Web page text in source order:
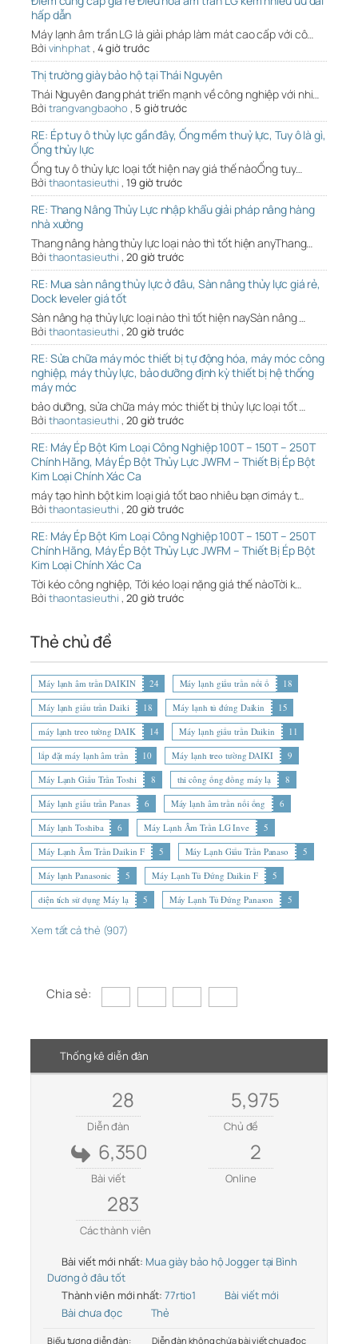
hấp dẫn
Máy lạnh âm trần LG là giải pháp làm mát cao cấp với cô…
Bởi vinhphat, 4 giờ trước
Thị trường giày bảo hộ tại Thái Nguyên
Thái Nguyên đang phát triển mạnh về công nghiệp với nhi…
Bởi trangvangbaoho , 5 giờ trước
RE: Ép tuy ô thủy lực gần đây, Ống mềm thuỷ lực, Tuy ô là gì,
Ống thủy lực
Ống tuy ô thủy lực loại tốt hiện nay giá thế nàoỐng tuy…
Bởi thaontasieuthi , 19 giờ trước
RE: Thang Nâng Thủy Lực nhập khẩu giải pháp nâng hàng
nhà xưởng
Thang nâng hàng thủy lực loại nào thì tốt hiện anyThang…
Bởi thaontasieuthi , 20 giờ trước
RE: Mua sàn nâng thủy lực ở đâu, Sàn nâng thủy lực giá rẻ,
Dock leveler giá tốt
Sàn nâng hạ thủy lực loại nào thì tốt hiện naySàn nâng …
Bởi thaontasieuthi , 20 giờ trước
RE: Sửa chữa máy móc thiết bị tự động hóa, máy móc công
nghiệp, máy thủy lực, bảo dưỡng định kỳ thiết bị hệ thống
máy móc
bảo dưỡng, sửa chữa máy móc thiết bị thủy lực loại tốt …
Bởi thaontasieuthi , 20 giờ trước
RE: Máy Ép Bột Kim Loại Công Nghiệp 100T – 150T – 250T
Chính Hãng, Máy Ép Bột Thủy Lực JWFM – Thiết Bị Ép Bột
Kim Loại Chính Xác Ca
máy tạo hình bột kim loại giá tốt bao nhiêu bạn ơimáy t…
Bởi thaontasieuthi , 20 giờ trước
RE: Máy Ép Bột Kim Loại Công Nghiệp 100T – 150T – 250T
Chính Hãng, Máy Ép Bột Thủy Lực JWFM – Thiết Bị Ép Bột
Kim Loại Chính Xác Ca
Tời kéo công nghiệp, Tới kéo loại nặng giá thế nàoTời k…
Bởi thaontasieuthi , 20 giờ trước
Thẻ chủ đề
Máy lạnh âm trần DAIKIN 24 Máy lạnh giấu trần nối ố
18
Máy lạnh giấu trần Daiki
18 Máy lạnh tủ đứng Daikin
15
máy lạnh treo tường DAIK
14 Máy lạnh giấu trần Daikin
11
lắp đặt máy lạnh âm trần
10 Máy lạnh treo tường DAIKI
9
Máy Lạnh Giấu Trần Toshi
8 thi công ống đồng máy lạ
8
Máy lạnh giấu trần Panas
6 Máy lạnh âm trần nối ống
6
Máy lạnh Toshiba
6 Máy Lạnh Âm Trần LG Inve
5
Máy Lạnh Âm Trần Daikin F
5 Máy Lạnh Giấu Trần Panaso
5
Máy lạnh Panasonic
5 Máy Lạnh Tủ Đứng Daikin F
5
diện tích sử dụng Máy lạ
5 Máy Lạnh Tủ Đứng Panason 5
Xem tất cả thẻ (907)
Chia sẻ:
Thống kê diễn đàn
28
Diễn đàn
5,975
Chủ đề
6,350
Bài viết
2
Online
283
Các thành viên
Bài viết mới nhất: Mua giày bảo hộ Jogger tại Bình
Dương ở đâu tốt
Thành viên mới nhất: 77rtio1
Bài viết mới
Bài chưa đọc
Thẻ
Biểu tượng diễn đàn: Diễn đàn không chứa bài viết chưa đọc